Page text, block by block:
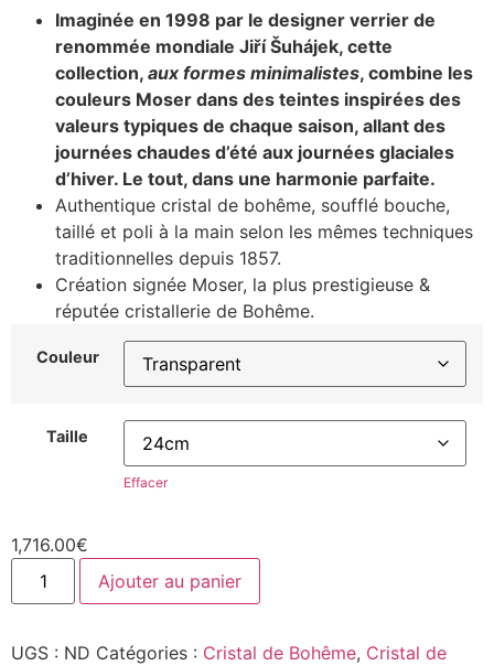
Imaginée en 1998 par le designer verrier de
renommée mondiale Jiří Šuhájek, cette
collection, aux formes minimalistes, combine les
couleurs Moser dans des teintes inspirées des
valeurs typiques de chaque saison, allant des
journées chaudes d’été aux journées glaciales
d’hiver. Le tout, dans une harmonie parfaite.
Authentique cristal de bohême, soufflé bouche,
taillé et poli à la main selon les mêmes techniques
traditionnelles depuis 1857.
Création signée Moser, la plus prestigieuse &
réputée cristallerie de Bohême.
Couleur
Taille
Effacer
1,716.00€
Ajouter au panier
UGS : ND Catégories : Cristal de Bohême, Cristal de